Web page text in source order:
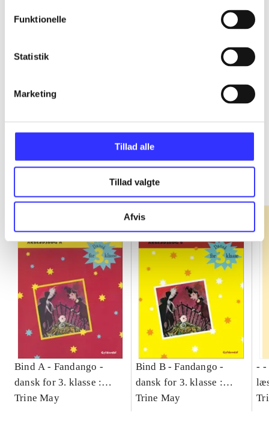
Funktionelle
Statistik
Marketing
Tillad alle
Tillad valgte
Afvis
Fandango - dansk for 3. klasse
Bind A - Fandango -
dansk for 3. klasse :
grundbog -- Arbejdsbog.
Trine May
Bind B -Fandango -
dansk for 3. klasse :
grundbog -- Arbejdsbog.
Trine May
- -
-